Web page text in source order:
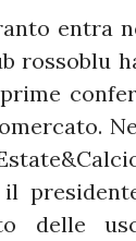
entra
rossoblu
delle